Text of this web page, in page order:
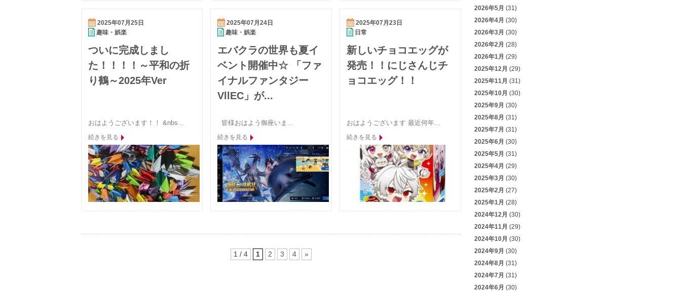
2025年07月25日
趣味・娯楽
ついに完成しまし
た！！！！～平和の折
り鶴～2025年Ver
おはようございます！！ &nbs...
続きを見る
2025年07月24日
趣味・娯楽
エバクラの世界も夏イ
ベント開催中☆ 「ファ
イナルファンタジー
VllEC」が...
皆様おはよう御座いま...
続きを見る
2025年07月23日
日常
新しいチョコエッグが
発売！！にじさんじチ
ョコエッグ！！
おはようございます 最近何年...
続きを見る
1 / 4 1 2 3 4 »
2026年5月 (31)
2026年4月 (30)
2026年3月 (30)
2026年2月 (28)
2026年1月 (29)
2025年12月 (29)
2025年11月 (31)
2025年10月 (30)
2025年9月 (30)
2025年8月 (31)
2025年7月 (31)
2025年6月 (30)
2025年5月 (31)
2025年4月 (29)
2025年3月 (30)
2025年2月 (27)
2025年1月 (28)
2024年12月 (30)
2024年11月 (29)
2024年10月 (30)
2024年9月 (30)
2024年8月 (31)
2024年7月 (31)
2024年6月 (30)